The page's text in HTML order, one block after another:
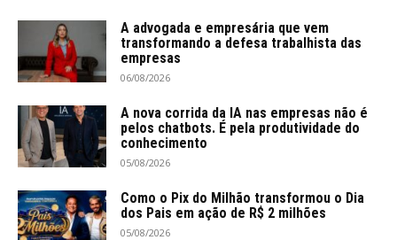
A advogada e empresária que vem
transformando a defesa trabalhista das
empresas
06/08/2026
A nova corrida da IA nas empresas não é
pelos chatbots. É pela produtividade do
conhecimento
05/08/2026
Como o Pix do Milhão transformou o Dia
dos Pais em ação de R$ 2 milhões
05/08/2026